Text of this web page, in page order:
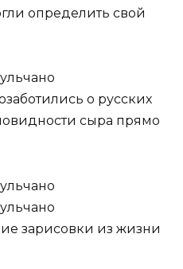
определить свой
о русских
сыра прямо
зарисовки из жизни